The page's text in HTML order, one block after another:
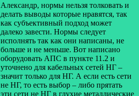
Александр, нормы нельзя толковать и
делать выводы которые нравятся, так
как субъективный подход может
далеко завести. Нормы следует
исполнять так как они написаны, не
больше и не меньше. Вот написано
оборудовать АПС в пункте 11.2 и
уточнено для кабельных сетей НГ –
значит только для НГ. А если есть сети
не НГ, то есть выбор – либо прятать
эти сети не НГ в глухие металлические